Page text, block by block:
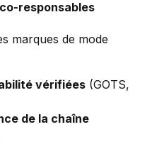
responsables
marques de mode
vérifiées (GOTS,
de la chaîne